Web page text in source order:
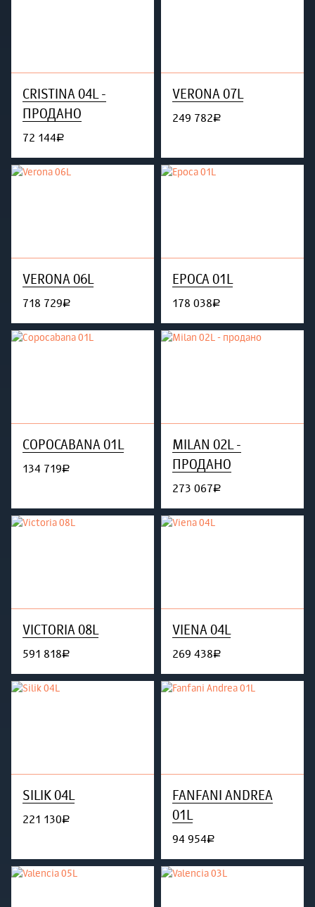
CRISTINA 04L -
ПРОДАНО
72 144руб.
VERONA 07L
249 782руб.
VERONA 06L
718 729руб.
EPOCA 01L
178 038руб.
COPOCABANA 01L
134 719руб.
MILAN 02L -
ПРОДАНО
273 067руб.
VICTORIA 08L
591 818руб.
VIENA 04L
269 438руб.
SILIK 04L
221 130руб.
FANFANI ANDREA
01L
94 954руб.